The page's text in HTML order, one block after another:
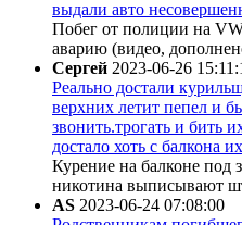
выдали авто
Побег от полиции на
аварию (видео,
Сергей 2023-06-26
Реально достали
верхних летит пепел и
звонить.трогать и бить
достало хоть с балкона
Курение на балконе под
никотина выписывают
AS 2023-06-24 07:08:00